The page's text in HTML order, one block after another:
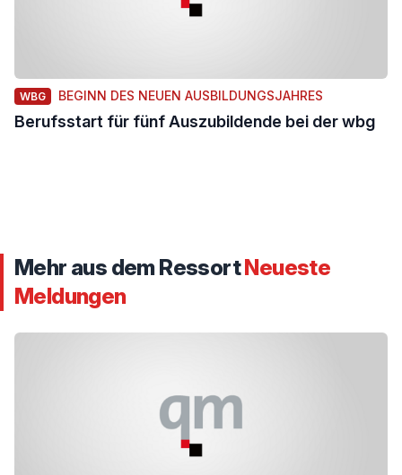
WBG BEGINN DES NEUEN AUSBILDUNGSJAHRES
Berufsstart für fünf Auszubildende bei der wbg
Mehr aus dem RessortNeueste
Meldungen